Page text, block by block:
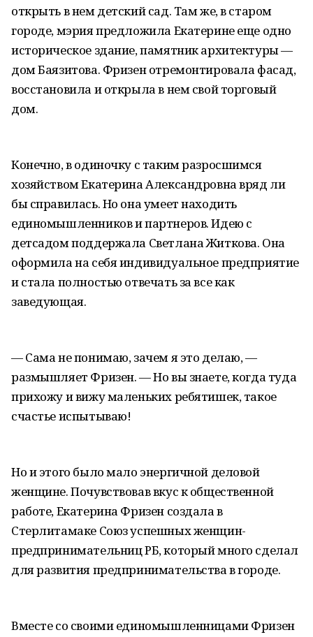
открыть в нем детский сад. Там же, в старом
городе, мэрия предложила Екатерине еще одно
историческое здание, памятник архитектуры —
дом Баязитова. Фризен отремонтировала фасад,
восстановила и открыла в нем свой торговый
дом.
Конечно, в одиночку с таким разросшимся
хозяйством Екатерина Александровна вряд ли
бы справилась. Но она умеет находить
единомышленников и партнеров. Идею с
детсадом поддержала Светлана Житкова. Она
оформила на себя индивидуальное предприятие
и стала полностью отвечать за все как
заведующая.
— Сама не понимаю, зачем я это делаю, —
размышляет Фризен. — Но вы знаете, когда туда
прихожу и вижу маленьких ребятишек, такое
счастье испытываю!
Но и этого было мало энергичной деловой
женщине. Почувствовав вкус к общественной
работе, Екатерина Фризен создала в
Стерлитамаке Союз успешных женщин-
предпринимательниц РБ, который много сделал
для развития предпринимательства в городе.
Вместе со своими единомышленницами Фризен